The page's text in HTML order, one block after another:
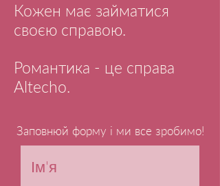
Кожен має займатися
своєю справою.
Романтика - це справа
Altecho.
Заповнюй форму і ми все зробимо!